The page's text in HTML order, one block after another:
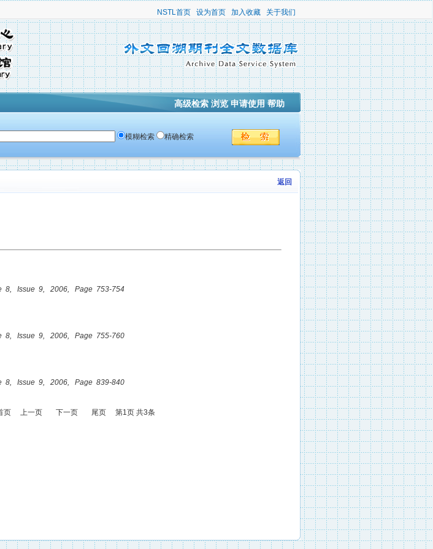
NSTL首页 设为首页 加入收藏 关于我们
高级检索 浏览 申请使用 帮助
模糊检索 精确检索
返回
8, Issue 9, 2006, Page 753-754
8, Issue 9, 2006, Page 755-760
8, Issue 9, 2006, Page 839-840
页 上一页 下一页 尾页 第1页 共3条